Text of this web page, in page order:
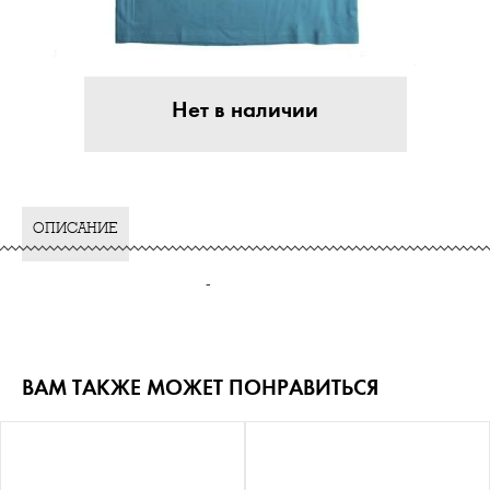
Нет в наличии
ОПИСАНИЕ
-
ВАМ ТАКЖЕ МОЖЕТ ПОНРАВИТЬСЯ